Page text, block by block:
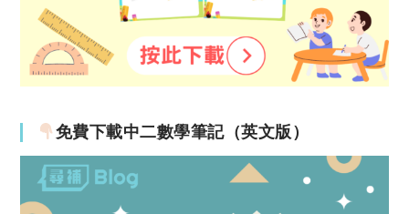
免費下載中二數學筆記（英文版）